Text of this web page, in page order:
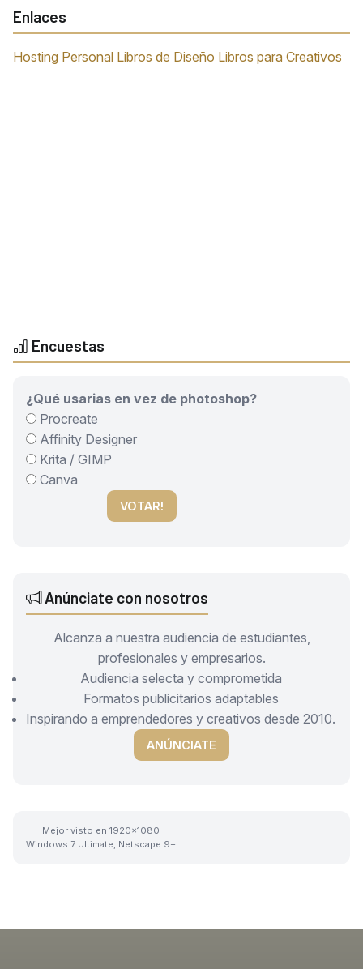
Enlaces
Hosting Personal Libros de Diseño Libros para Creativos
Encuestas
¿Qué usarias en vez de photoshop?
Procreate
Affinity Designer
Krita / GIMP
Canva
VOTAR!
Anúnciate con nosotros
Alcanza a nuestra audiencia de estudiantes,
profesionales y empresarios.
Audiencia selecta y comprometida
Formatos publicitarios adaptables
Inspirando a emprendedores y creativos desde 2010.
ANÚNCIATE
Mejor visto en 1920x1080
Windows 7 Ultimate, Netscape 9+